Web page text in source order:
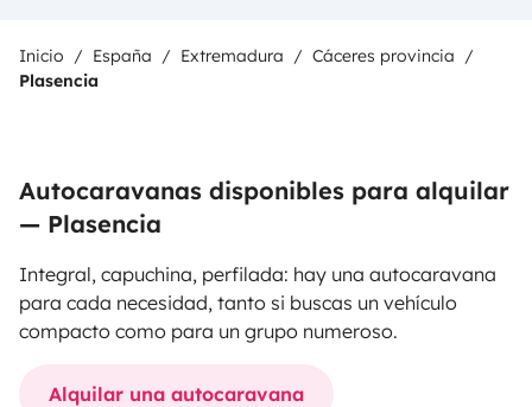
Inicio España Extremadura
Cáceres provincia
Plasencia
Autocaravanas disponibles para alquilar
— Plasencia
Integral, capuchina, perfilada: hay una autocaravana
para cada necesidad, tanto si buscas un vehículo
compacto como para un grupo numeroso.
Alquilar una autocaravana